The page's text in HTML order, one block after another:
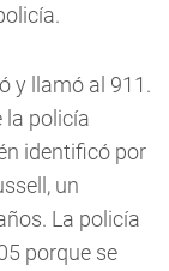
y llamó al 911.
la policía
identificó por
un
La policía
porque se